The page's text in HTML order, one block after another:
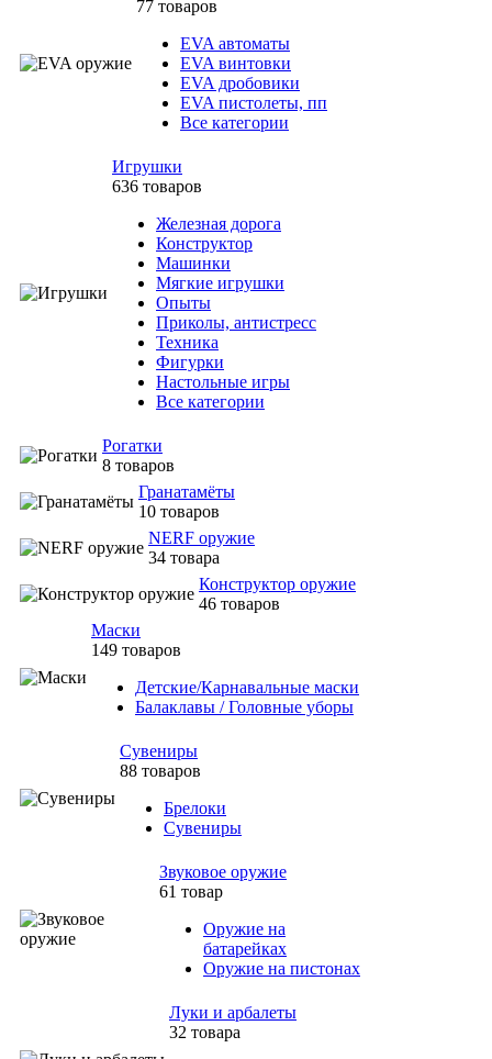
77 товаров
EVA автоматы
EVA винтовки
EVA дробовики
EVA пистолеты, пп
Все категории
Игрушки
636 товаров
Железная дорога
Конструктор
Машинки
Мягкие игрушки
Опыты
Приколы, антистресс
Техника
Фигурки
Настольные игры
Все категории
Рогатки
8 товаров
Гранатамёты
10 товаров
NERF оружие
34 товара
Конструктор оружие
46 товаров
Маски
149 товаров
Детские/Карнавальные маски
Балаклавы / Головные уборы
Сувениры
88 товаров
Брелоки
Сувениры
Звуковое оружие
61 товар
Оружие на
батарейках
Оружие на пистонах
Луки и арбалеты
32 товара